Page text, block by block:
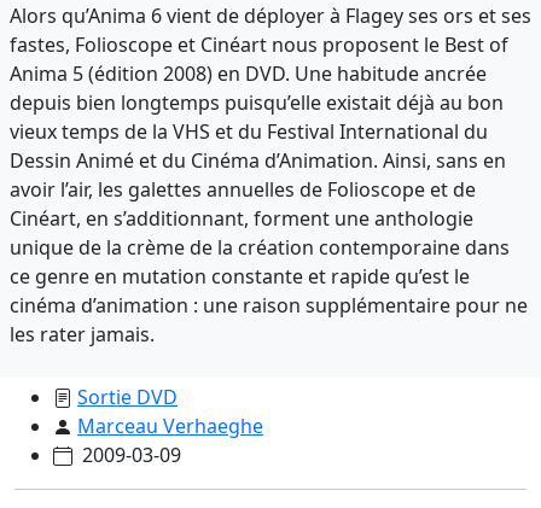
Alors qu’Anima 6 vient de déployer à Flagey ses ors et ses
fastes, Folioscope et Cinéart nous proposent le Best of
Anima 5 (édition 2008) en DVD. Une habitude ancrée
depuis bien longtemps puisqu’elle existait déjà au bon
vieux temps de la VHS et du Festival International du
Dessin Animé et du Cinéma d’Animation. Ainsi, sans en
avoir l’air, les galettes annuelles de Folioscope et de
Cinéart, en s’additionnant, forment une anthologie
unique de la crème de la création contemporaine dans
ce genre en mutation constante et rapide qu’est le
cinéma d’animation : une raison supplémentaire pour ne
les rater jamais.
Sortie DVD
Marceau Verhaeghe
2009-03-09